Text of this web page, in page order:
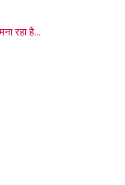
रहा है...